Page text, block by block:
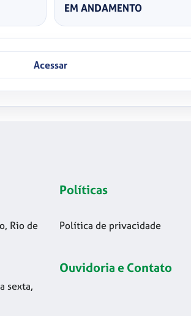
EM ANDAMENTO
Acessar
Rio de
sexta,
Políticas
Política de privacidade
Ouvidoria e Contato